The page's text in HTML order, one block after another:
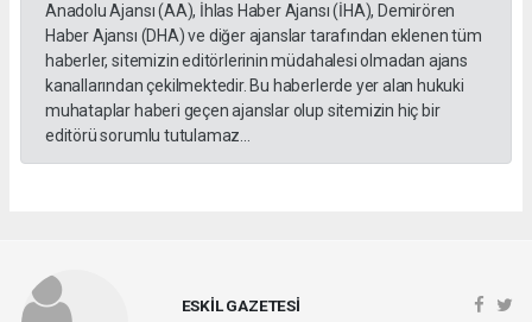
Anadolu Ajansı (AA), İhlas Haber Ajansı (İHA), Demirören
Haber Ajansı (DHA) ve diğer ajanslar tarafından eklenen tüm
haberler, sitemizin editörlerinin müdahalesi olmadan ajans
kanallarından çekilmektedir. Bu haberlerde yer alan hukuki
muhataplar haberi geçen ajanslar olup sitemizin hiç bir
editörü sorumlu tutulamaz...
ESKİL GAZETESİ